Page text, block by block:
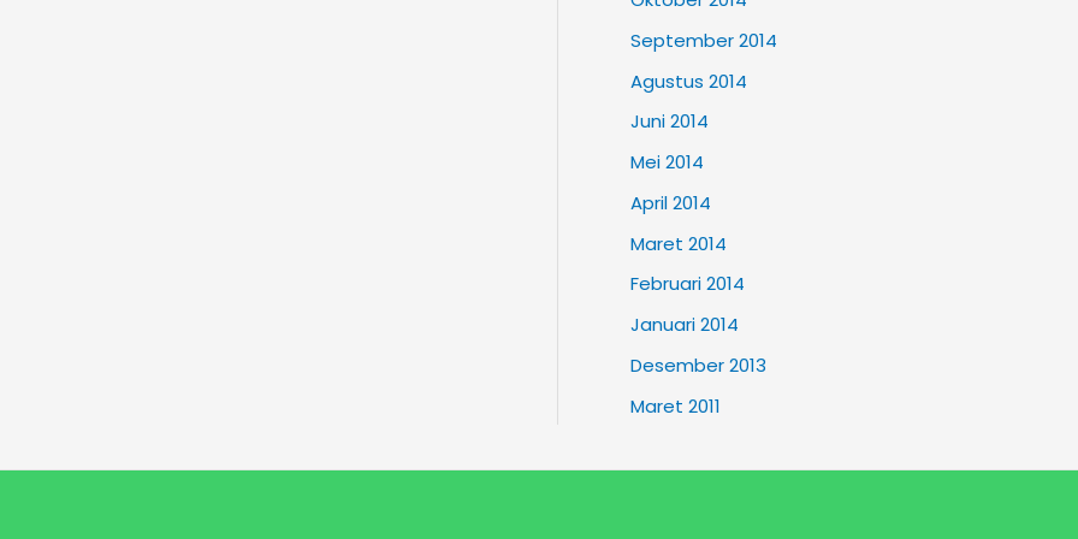
September 2014
Agustus 2014
Juni 2014
Mei 2014
April 2014
Maret 2014
Februari 2014
Januari 2014
Desember 2013
Maret 2011